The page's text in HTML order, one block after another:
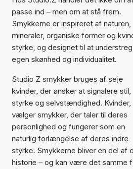
passe ind – men om at stå frem.
Smykkerne er inspireret af naturen,
mineraler, organiske former og
styrke, og designet til at
egen skønhed og individualitet.
Studio Z smykker bruges af seje
kvinder, der ønsker at signalere stil,
styrke og selvstændighed. Kvinder,
vælger smykker, der taler til deres
personlighed og fungerer som en
naturlig forlængelse af deres indre
styrke. Smykkerne bliver en del af
historie – og kan være det samme